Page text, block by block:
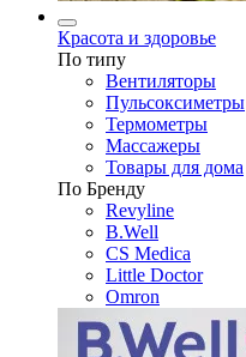
Красота и здоровье
По типу
Вентиляторы
Пульсоксиметры
Термометры
Массажеры
Товары для дома
По Бренду
Revyline
B.Well
CS Medica
Little Doctor
Omron